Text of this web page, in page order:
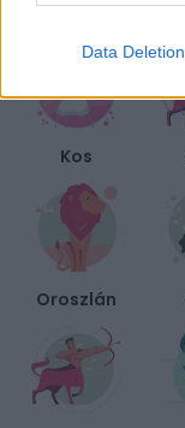
Data Deletion
Kos
Oroszlán